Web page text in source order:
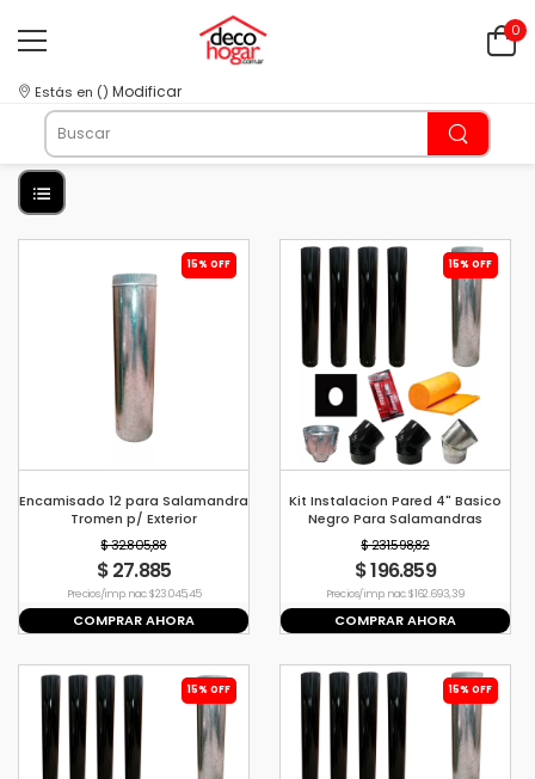
0
Estás en () Modificar
15% OFF
Encamisado 12 para Salamandra
Tromen p/ Exterior
$ 32.805,88
$ 27.885
Precio s/imp. nac. $ 23.045,45
COMPRAR AHORA
15% OFF
Kit Instalacion Pared 4" Basico
Negro Para Salamandras
Tromen
$ 231.598,82
$ 196.859
Precio s/imp. nac. $ 162.693,39
COMPRAR AHORA
15% OFF 15% OFF